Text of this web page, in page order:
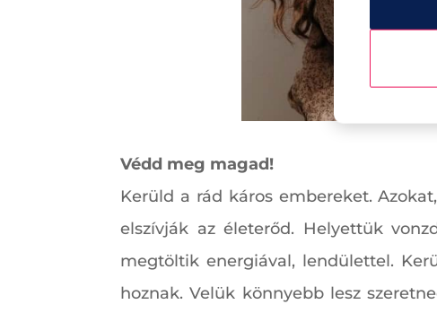
Védd meg magad!
Kerüld a rád káros embereket.
elszívják az életerőd. Helyettük
megtöltik energiával, lendülettel.
hoznak. Velük könnyebb lesz